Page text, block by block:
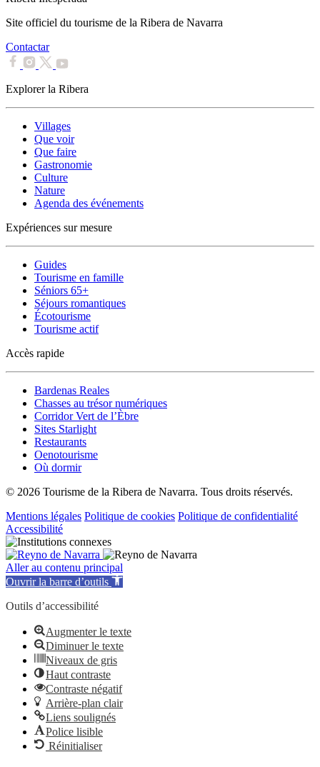
Site officiel du tourisme de la Ribera de Navarra
Contactar
Explorer la Ribera
Villages
Que voir
Que faire
Gastronomie
Culture
Nature
Agenda des événements
Expériences sur mesure
Guides
Tourisme en famille
Séniors 65+
Séjours romantiques
Écotourisme
Tourisme actif
Accès rapide
Bardenas Reales
Chasses au trésor numériques
Corridor Vert de l’Èbre
Sites Starlight
Restaurants
Oenotourisme
Où dormir
© 2026 Tourisme de la Ribera de Navarra. Tous droits réservés.
Mentions légales Politique de cookies Politique de confidentialité
Accessibilité
Aller au contenu principal
Ouvrir la barre d’outils
Outils d’accessibilité
Augmenter le texte
Diminuer le texte
Niveaux de gris
Haut contraste
Contraste négatif
Arrière-plan clair
Liens soulignés
Police lisible
Réinitialiser